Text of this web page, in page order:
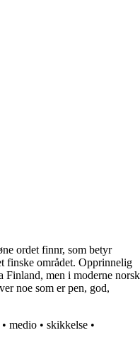
ordet finnr, som betyr
finske området. Opprinnelig
Finland, men i moderne norsk
noe som er pen, god,
• medio • skikkelse •